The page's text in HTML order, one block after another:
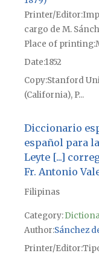
Printer/Editor
cargo de M.
Place of printing
Date1852
CopyStanford
(California), P...
Diccionario
español para
Leyte [...]
Fr. Antonio
Filipinas
Category:
Author Sánchez
Printer/Editor